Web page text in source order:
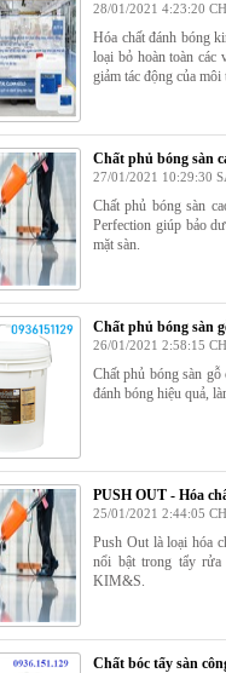
28/01/2021 4:23:20 CH
Hóa chất đánh bóng
loại bỏ hoàn toàn các
giảm tác động của
Chất phủ bóng sàn
27/01/2021 10:29:30
Chất phủ bóng sàn
Perfection giúp bảo
mặt sàn.
Chất phủ bóng sàn
26/01/2021 2:58:15 CH
Chất phủ bóng sàn
đánh bóng hiệu quả,
PUSH OUT - Hóa
25/01/2021 2:44:05 CH
Push Out là loại hóa
nổi bật trong tẩy
KIM&S.
Chất bóc tẩy sàn